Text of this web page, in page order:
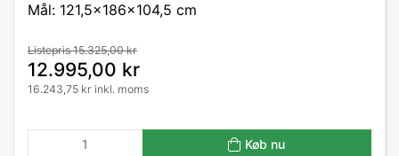
Mål: 121,5x186x104,5 cm
Listepris 15.325,00 kr
12.995,00 kr
16.243,75 kr inkl. moms
Køb nu